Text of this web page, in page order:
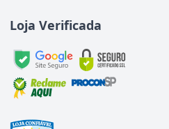
Loja Verificada